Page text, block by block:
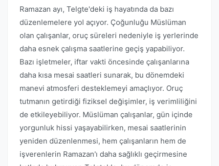
Ramazan ayı, Telgte'deki iş hayatında da bazı
düzenlemelere yol açıyor. Çoğunluğu Müslüman
olan çalışanlar, oruç süreleri nedeniyle iş yerlerinde
daha esnek çalışma saatlerine geçiş yapabiliyor.
Bazı işletmeler, iftar vakti öncesinde çalışanlarına
daha kısa mesai saatleri sunarak, bu dönemdeki
manevi atmosferi desteklemeyi amaçlıyor. Oruç
tutmanın getirdiği fiziksel değişimler, iş verimliliğini
de etkileyebiliyor. Müslüman çalışanlar, gün içinde
yorgunluk hissi yaşayabilirken, mesai saatlerinin
yeniden düzenlenmesi, hem çalışanların hem de
işverenlerin Ramazan'ı daha sağlıklı geçirmesine